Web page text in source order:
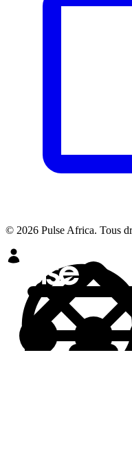
© 2026 Pulse Africa. Tous